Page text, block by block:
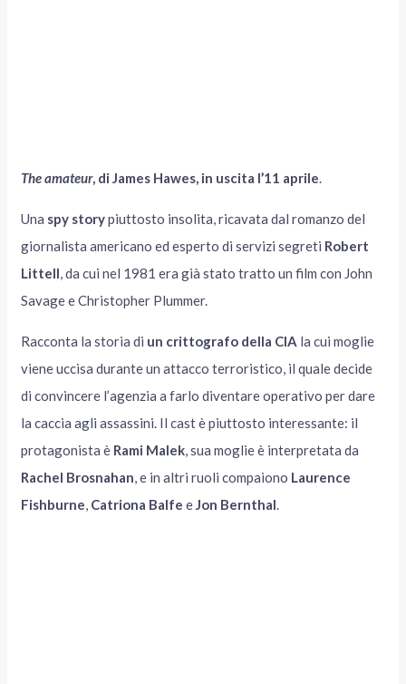
The amateur, di James Hawes, in uscita l’11 aprile.
Una spy storypiuttosto insolita, ricavata dal romanzo del
giornalista americano ed esperto di servizi segreti Robert
Littell, da cui nel 1981 era già stato tratto un film con John
Savage e Christopher Plummer.
Racconta la storia di un crittografo della CIA la cui moglie
viene uccisa durante un attacco terroristico, il quale decide
di convincere l’agenzia a farlo diventare operativo per dare
la caccia agli assassini. Il cast è piuttosto interessante: il
protagonista è Rami Malek, sua moglie è interpretata da
Rachel Brosnahan, e in altri ruoli compaiono Laurence
Fishburne, Catriona Balfe eJon Bernthal.